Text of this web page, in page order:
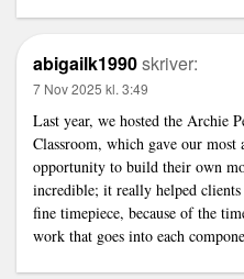
abigailk1990skriver:
7 Nov 2025 kl. 3:49
Last year, we hosted the Archie
Classroom, which gave our most
opportunity to build their own
incredible; it really helped
fine timepiece, because of the
work that goes into each